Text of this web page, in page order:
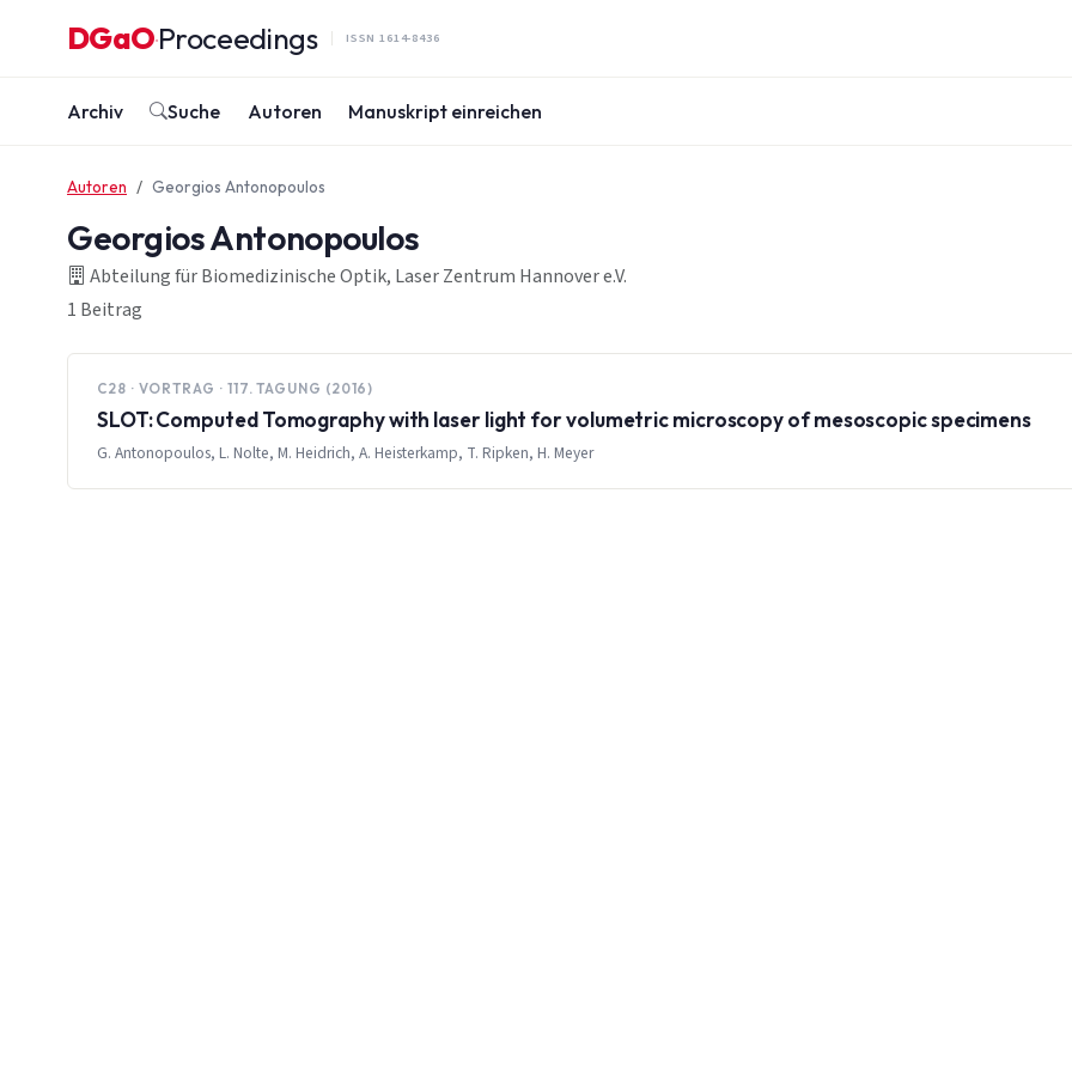
DGaO·Proceedings ISSN 1614-8436
Archiv Suche Autoren Manuskript einreichen
Autoren Georgios Antonopoulos
Georgios Antonopoulos
Abteilung für Biomedizinische Optik, Laser Zentrum Hannover e.V.
1 Beitrag
C28 · VORTRAG · 117. TAGUNG (2016)
SLOT: Computed Tomography with laser light for volumetric microscopy of mesoscopic specimens
G. Antonopoulos, L. Nolte, M. Heidrich, A. Heisterkamp, T. Ripken, H. Meyer